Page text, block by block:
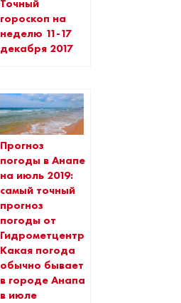
Точный
гороскоп на
неделю 11-17
декабря 2017
Прогноз
погоды в Анапе
на июль 2019:
самый точный
прогноз
погоды от
Гидрометцентра.
Какая погода
обычно бывает
в городе Анапа
в июле